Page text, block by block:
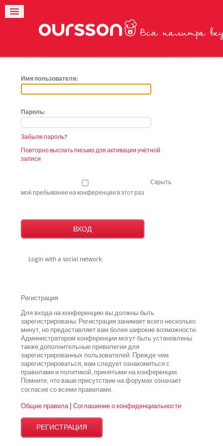
Имя пользователя:
Пароль:
Забыли пароль?
Повторно выслать письмо для активации учётной
записи
Скрыть
моё пребывание на конференции в этот раз
Login with a social network:
Регистрация
Для входа на конференцию вы должны быть
зарегистрированы. Регистрация занимает всего несколько
минут, но предоставляет вам более широкие возможности.
Администратором конференции могут быть установлены
также дополнительные привилегии для
зарегистрированных пользователей. Прежде чем
зарегистрироваться, вам следует ознакомиться с
правилами и политикой, принятыми на конференции.
Помните, что ваше присутствие на форумах означает
согласие со всемиправилами.
Общие правила| Соглашение о конфиденциальности
РЕГИСТРАЦИЯ